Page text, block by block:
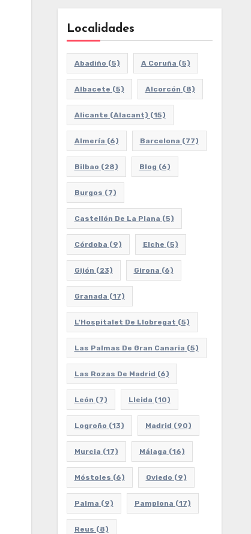
Localidades
Abadiño (5) A Coruña (5)
Albacete (5) Alcorcón (8)
Alicante (Alacant) (15)
Almería (6) Barcelona (77)
Bilbao (28) Blog (6)
Burgos (7)
Castellón De La Plana (5)
Córdoba (9) Elche (5)
Gijón (23) Girona (6)
Granada (17)
L'Hospitalet De Llobregat (5)
Las Palmas De Gran Canaria (5)
Las Rozas De Madrid (6)
León (7) Lleida (10)
Logroño (13) Madrid (90)
Murcia (17) Málaga (16)
Móstoles (6) Oviedo (9)
Palma (9) Pamplona (17)
Reus (8)